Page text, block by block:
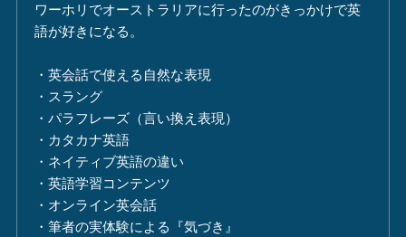
ワーホリでオーストラリアに行ったのがきっかけで英
語が好きになる。
・英会話で使える自然な表現
・スラング
・パラフレーズ（言い換え表現）
・カタカナ英語
・ネイティブ英語の違い
・英語学習コンテンツ
・オンライン英会話
・筆者の実体験による『気づき』